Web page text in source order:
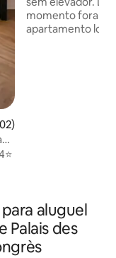
avaliação média de
momento fora
apartamento
aluguel
Palais des